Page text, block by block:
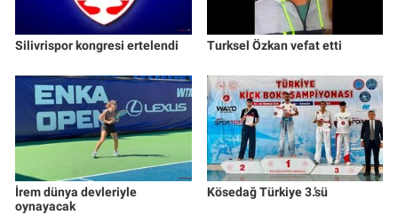
Silivrispor kongresi ertelendi Turksel Özkan vefat etti
İrem dünya devleriyle
oynayacak
Kösedağ Türkiye 3.’sü